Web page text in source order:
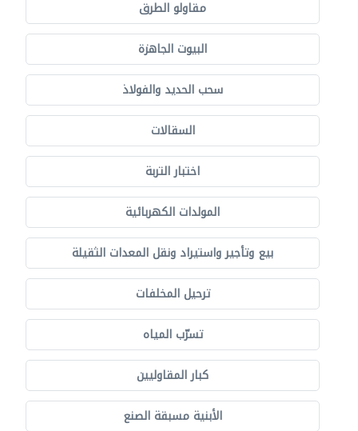
مقاولو الطرق
البيوت الجاهزة
سحب الحديد والفولاذ
السقالات
اختبار التربة
المولدات الكهربائية
بيع وتأجير واستيراد ونقل المعدات الثقيلة
ترحيل المخلفات
تسرّب المياه
كبار المقاوليين
الأبنية مسبقة الصنع